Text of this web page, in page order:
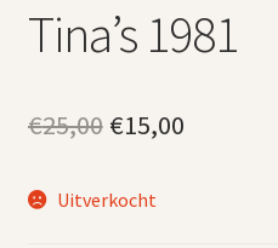
Tina’s 1981
€25,00 Oorspronkelijke
was:
€15,00Huidige
Uitverkocht